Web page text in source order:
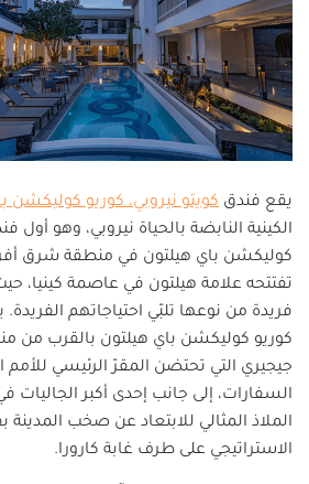
يقع فندق كويتو نيروبي، كوريو كوليكشن
الكينية النابضة بالحياة نيروبي، وهو
كوليكشن باي هيلتون في منطقة شرق
تفتتحه علامة هيلتون في عاصمة كينيا،
فريدة من نوعها تلبّي احتياجاتهم الفريدة.
كوريو كوليكشن باي هيلتون بالقرب من
جيجيري التي تحتضن المقرّ الرئيسي للأمم
السفارات، إلى جانب إحدى أكبر الجاليات
الملاذ المثالي للابتعاد عن صخب
الاستراتيجي على طرف غابة كارورا.